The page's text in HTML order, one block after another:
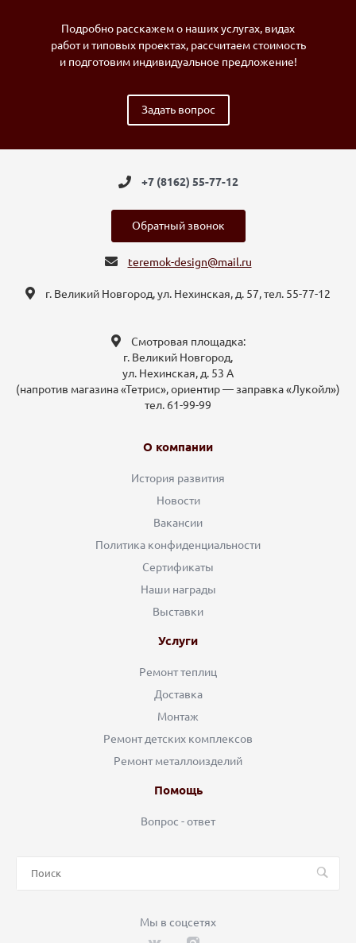
Подробно расскажем о наших услугах, видах
работ и типовых проектах, рассчитаем стоимость
и подготовим индивидуальное предложение!
Задать вопрос
+7 (8162) 55-77-12
Обратный звонок
teremok-design@mail.ru
г. Великий Новгород, ул. Нехинская, д. 57, тел. 55-77-12
Смотровая площадка:
г. Великий Новгород,
ул. Нехинская, д. 53 А
(напротив магазина «Тетрис», ориентир — заправка «Лукойл»)
тел. 61-99-99
О компании
История развития
Новости
Вакансии
Политика конфиденциальности
Сертификаты
Наши награды
Выставки
Услуги
Ремонт теплиц
Доставка
Монтаж
Ремонт детских комплексов
Ремонт металлоизделий
Помощь
Вопрос - ответ
Мы в соцсетях